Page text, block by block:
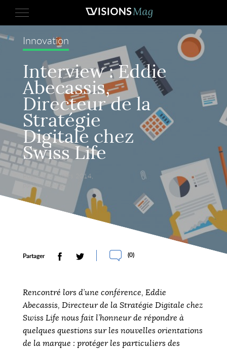
Innovation
Interview : Eddie
Abecassis,
Directeur de la
Stratégie
Digitale chez
Swiss Life
Publié le 27 mars 2014,
par VisionsMag.
Partager (0)
Rencontré lors d’une conférence, Eddie
Abecassis, Directeur de la Stratégie Digitale chez
Swiss Life nous fait l’honneur de répondre à
quelques questions sur les nouvelles orientations
de la marque : protéger les particuliers des